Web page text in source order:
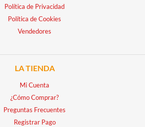
Política de Privacidad
Política de Cookies
Vendedores
LA TIENDA
Mi Cuenta
¿Cómo Comprar?
Preguntas Frecuentes
Registrar Pago